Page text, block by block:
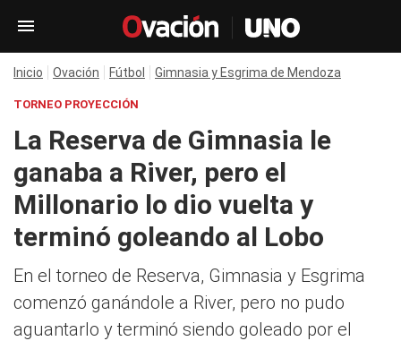
Inicio Ovación Fútbol Gimnasia y Esgrima de Mendoza
TORNEO PROYECCIÓN
La Reserva de Gimnasia le
ganaba a River, pero el
Millonario lo dio vuelta y
terminó goleando al Lobo
En el torneo de Reserva, Gimnasia y Esgrima
comenzó ganándole a River, pero no pudo
aguantarlo y terminó siendo goleado por el